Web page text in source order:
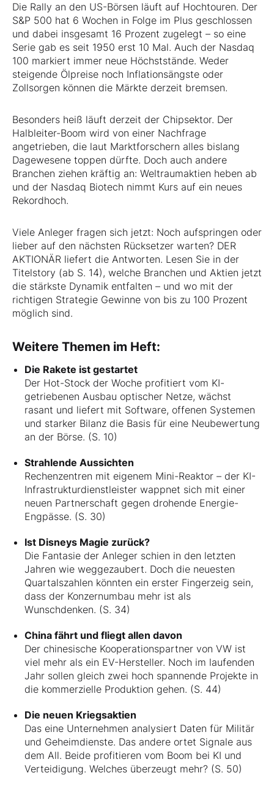
Die Rally an den US-Börsen läuft auf Hochtouren. Der
S&P 500 hat 6 Wochen in Folge im Plus geschlossen
und dabei insgesamt 16 Prozent zugelegt – so eine
Serie gab es seit 1950 erst 10 Mal. Auch der Nasdaq
100 markiert immer neue Höchststände. Weder
steigende Ölpreise noch Inflationsängste oder
Zollsorgen können die Märkte derzeit bremsen.
Besonders heiß läuft derzeit der Chipsektor. Der
Halbleiter-Boom wird von einer Nachfrage
angetrieben, die laut Marktforschern alles bislang
Dagewesene toppen dürfte. Doch auch andere
Branchen ziehen kräftig an: Weltraumaktien heben ab
und der Nasdaq Biotech nimmt Kurs auf ein neues
Rekordhoch.
Viele Anleger fragen sich jetzt: Noch aufspringen oder
lieber auf den nächsten Rücksetzer warten? DER
AKTIONÄR liefert die Antworten. Lesen Sie in der
Titelstory (ab S. 14), welche Branchen und Aktien jetzt
die stärkste Dynamik entfalten – und wo mit der
richtigen Strategie Gewinne von bis zu 100 Prozent
möglich sind.
Weitere Themen im Heft:
Die Rakete ist gestartet
Der Hot-Stock der Woche profitiert vom KI-
getriebenen Ausbau optischer Netze, wächst
rasant und liefert mit Software, offenen Systemen
und starker Bilanz die Basis für eine Neubewertung
an der Börse. (S. 10)
Strahlende Aussichten
Rechenzentren mit eigenem Mini-Reaktor – der KI-
Infrastrukturdienstleister wappnet sich mit einer
neuen Partnerschaft gegen drohende Energie-
Engpässe. (S. 30)
Ist Disneys Magie zurück?
Die Fantasie der Anleger schien in den letzten
Jahren wie weggezaubert. Doch die neuesten
Quartalszahlen könnten ein erster Fingerzeig sein,
dass der Konzernumbau mehr ist als
Wunschdenken. (S. 34)
China fährt und fliegt allen davon
Der chinesische Kooperationspartner von VW ist
viel mehr als ein EV-Hersteller. Noch im laufenden
Jahr sollen gleich zwei hoch spannende Projekte in
die kommerzielle Produktion gehen. (S. 44)
Die neuen Kriegsaktien
Das eine Unternehmen analysiert Daten für Militär
und Geheimdienste. Das andere ortet Signale aus
dem All. Beide profitieren vom Boom bei KI und
Verteidigung. Welches überzeugt mehr? (S. 50)